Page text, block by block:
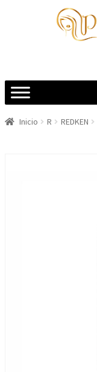
Inicio R REDKEN